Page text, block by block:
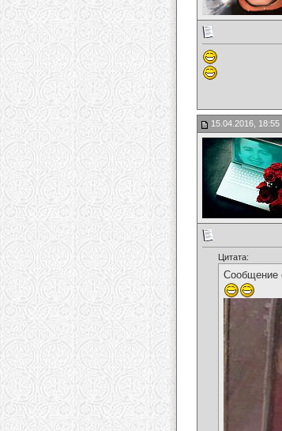
15.04.2016, 18:55
Цитата:
Сообщение